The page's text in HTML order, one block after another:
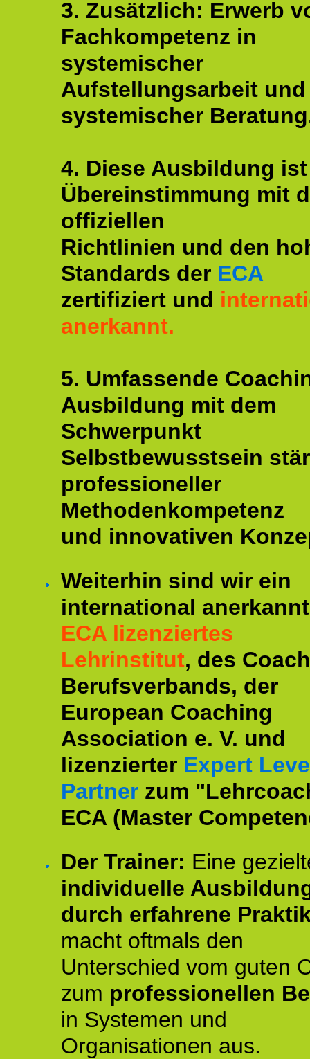
3. Zusätzlich: Erwerb
Fachkompetenz in
systemischer
Aufstellungsarbeit und
systemischer
4. Diese Ausbildung
Übereinstimmung mit
offiziellen
Richtlinien und den
Standards der ECA
zertifiziert und
anerkannt.
5. Umfassende
Ausbildung mit dem
Schwerpunkt
Selbstbewusstsein
professioneller
Methodenkompetenz
und innovativen
Weiterhin sind wir ein
international
ECA lizenziertes
Lehrinstitut, des
Berufsverbands, der
European Coaching
Association e. V. und
lizenzierter Expert
Partner zum
ECA (Master
Der Trainer: Eine
individuelle
durch erfahrene
macht oftmals den
Unterschied vom guten
zum professionellen
in Systemen und
Organisationen aus.